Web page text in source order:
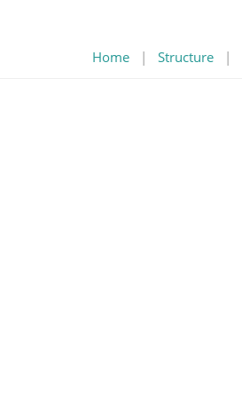
Home | Structure |